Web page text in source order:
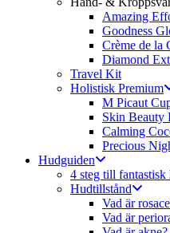
Amazing
Goodness
Crème de la
Diamond
Travel Kit
Holistisk Premium
M Picaut
Skin Beauty
Calming
Precious
Hudguiden
4 steg till fantastisk
Hudtillstånd
Vad är
Vad är